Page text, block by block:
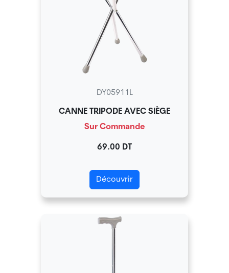
DY05911L
CANNE TRIPODE AVEC SIÈGE
Sur Commande
69.00 DT
Découvrir